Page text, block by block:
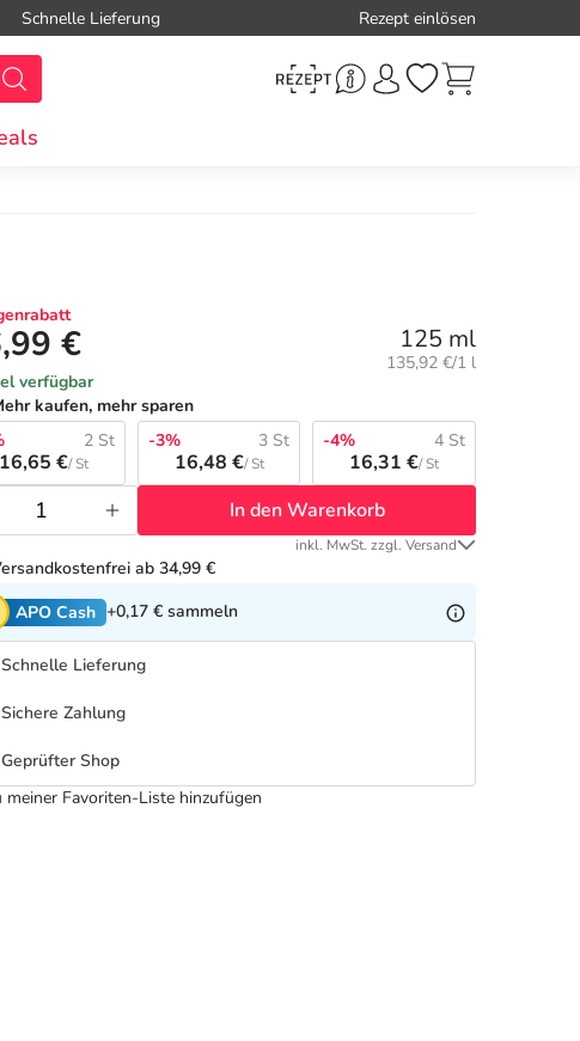
Schnelle Lieferung Rezept einlösen
€ 125 ml
Grundpreis:
135,92 €/1 l
verfügbar
kaufen, mehr sparen
2 St
16,65 €/ St
-3% 3 St
16,48 €/ St
-4% 4 St
16,31 €/ St
In den Warenkorb
inkl. MwSt. zzgl. Versand
ab 34,99 €
APO Cash +0,17 € sammeln
Schnelle Lieferung
Sichere Zahlung
Geprüfter Shop
meiner Favoriten-Liste hinzufügen